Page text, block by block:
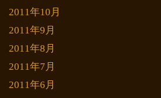
2011年10月
2011年9月
2011年8月
2011年7月
2011年6月